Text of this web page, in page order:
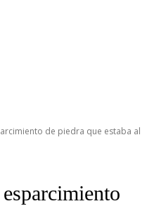
de piedra que estaba al